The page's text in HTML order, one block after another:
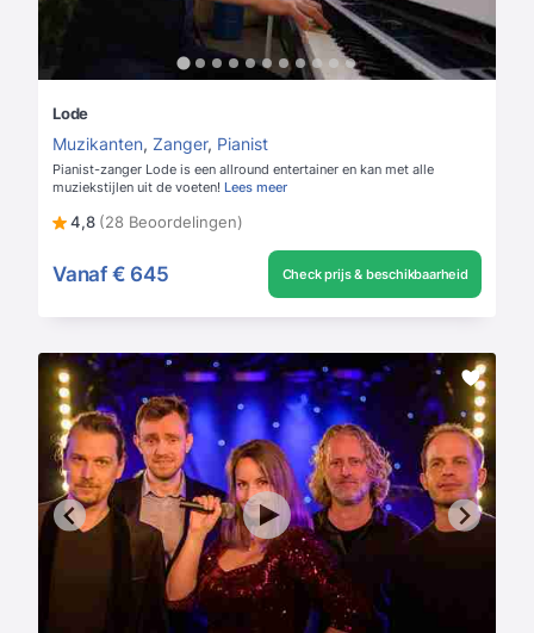
Lode
Muzikanten, Zanger, Pianist
Pianist-zanger Lode is een allround entertainer en kan met alle
muziekstijlen uit de voeten! Lees meer
4,8 (28 Beoordelingen)
Vanaf € 645 Check prijs & beschikbaarheid